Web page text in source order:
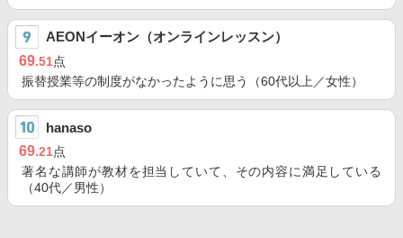
AEONイーオン（オンラインレッスン）
69.51点
振替授業等の制度がなかったように思う（60代以上／女性）
hanaso
69.21点
著名な講師が教材を担当していて、その内容に満足している
（40代／男性）